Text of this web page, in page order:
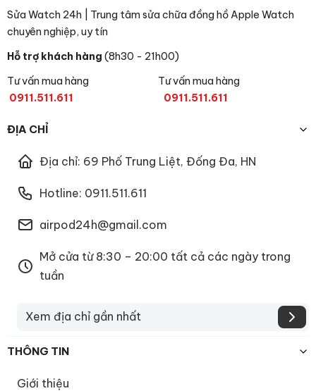
Sửa Watch 24h | Trung tâm sửa chữa đồng hồ Apple Watch
chuyên nghiệp, uy tín
Hỗ trợ khách hàng (8h30 - 21h00)
Tư vấn mua hàng
0911.511.611
Tư vấn mua hàng
0911.511.611
ĐỊA CHỈ
Địa chỉ: 69 Phố Trung Liệt, Đống Đa, HN
Hotline: 0911.511.611
airpod24h@gmail.com
Mở cửa từ 8:30 – 20:00 tất cả các ngày trong
tuần
Xem địa chỉ gần nhất
THÔNG TIN
Giới thiệu